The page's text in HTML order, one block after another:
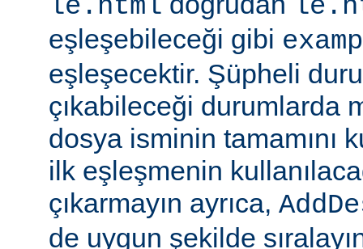
le.html
eşleşebileceği gibi
eşleşecektir. Şüpheli
çıkabileceği durumlarda
dosya isminin tamamını
ilk eşleşmenin
çıkarmayın ayrıca,
de uygun şekilde